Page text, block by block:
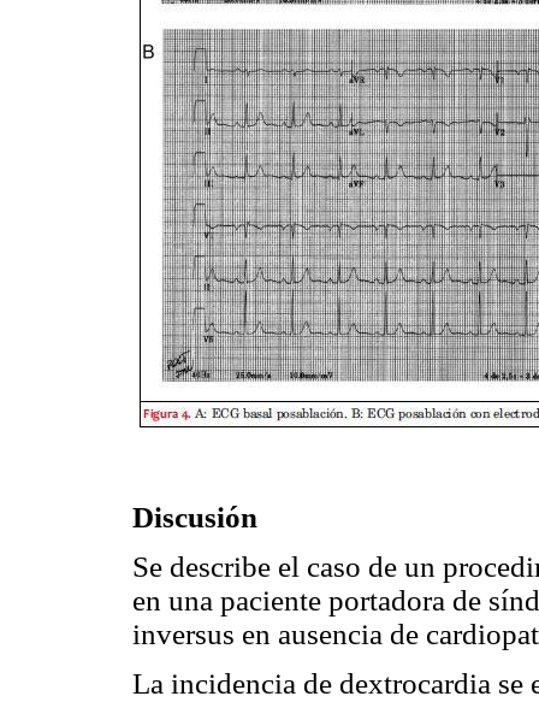
Discusión
Se describe el caso de un
en una paciente portadora de
inversus en ausencia de
La incidencia de dextrocardia se